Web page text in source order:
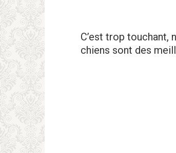
C’est trop touchant,
chiens sont des